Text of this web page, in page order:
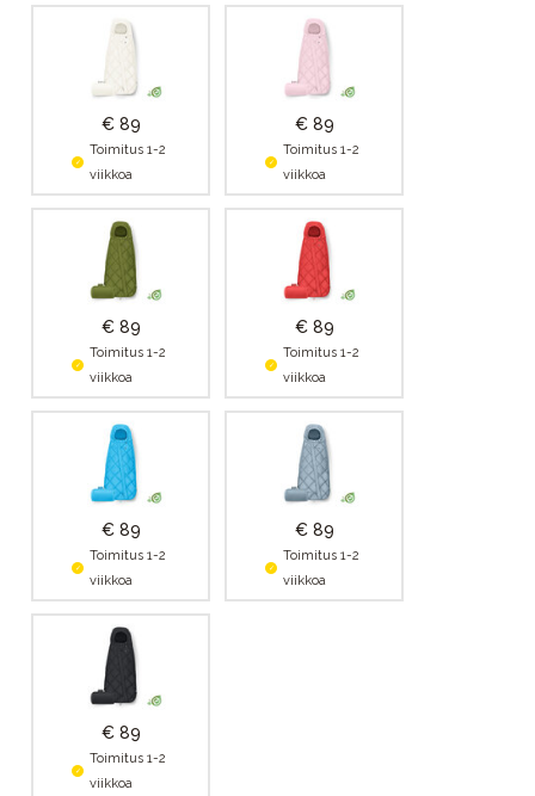
€ 89
Toimitus 1-2
viikkoa
€ 89
Toimitus 1-2
viikkoa
€ 89
Toimitus 1-2
viikkoa
€ 89
Toimitus 1-2
viikkoa
€ 89
Toimitus 1-2
viikkoa
€ 89
Toimitus 1-2
viikkoa
€ 89
Toimitus 1-2
viikkoa